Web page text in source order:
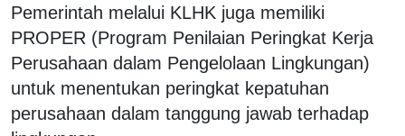
Pemerintah melalui KLHK juga memiliki
PROPER (Program Penilaian Peringkat Kerja
Perusahaan dalam Pengelolaan Lingkungan)
untuk menentukan peringkat kepatuhan
perusahaan dalam tanggung jawab terhadap